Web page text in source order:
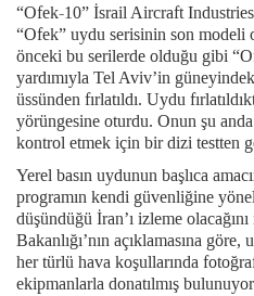
“Ofek-10” İsrail Aircraft
“Ofek” uydu serisinin son modeli
önceki bu serilerde olduğu gibi
yardımıyla Tel Aviv’in
üssünden fırlatıldı. Uydu
yörüngesine oturdu. Onun şu
kontrol etmek için bir dizi testten
Yerel basın uydunun başlıca
programın kendi güvenliğine
düşündüğü İran’ı izleme
Bakanlığı’nın açıklamasına
her türlü hava koşullarında
ekipmanlarla donatılmış